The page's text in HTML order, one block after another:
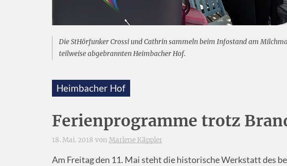
Die StHörfunker Crossi und Cathrin sammeln beim Infostand am
teilweise abgebrannten Heimbacher Hof.
Heimbacher Hof
Ferienprogramme trotz
18. Mai. 2018 von Marlene Käppler
Am Freitag den 11. Mai steht die historische Werkstatt des